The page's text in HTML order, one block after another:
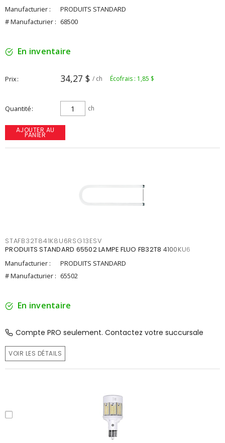
Manufacturier :
PRODUITS STANDARD
# Manufacturier : 68500
En inventaire
Prix 34,27 $ / ch Écofrais : 1,85 $
Quantité ch
AJOUTER AU
PANIER
STAFB32T841K8U6RSG13ESV
PRODUITS STANDARD 65502 LAMPE FLUO FB32T8 4100KU6
Manufacturier :
PRODUITS STANDARD
# Manufacturier : 65502
En inventaire
Compte PRO seulement. Contactez votre succursale
VOIR LES DÉTAILS